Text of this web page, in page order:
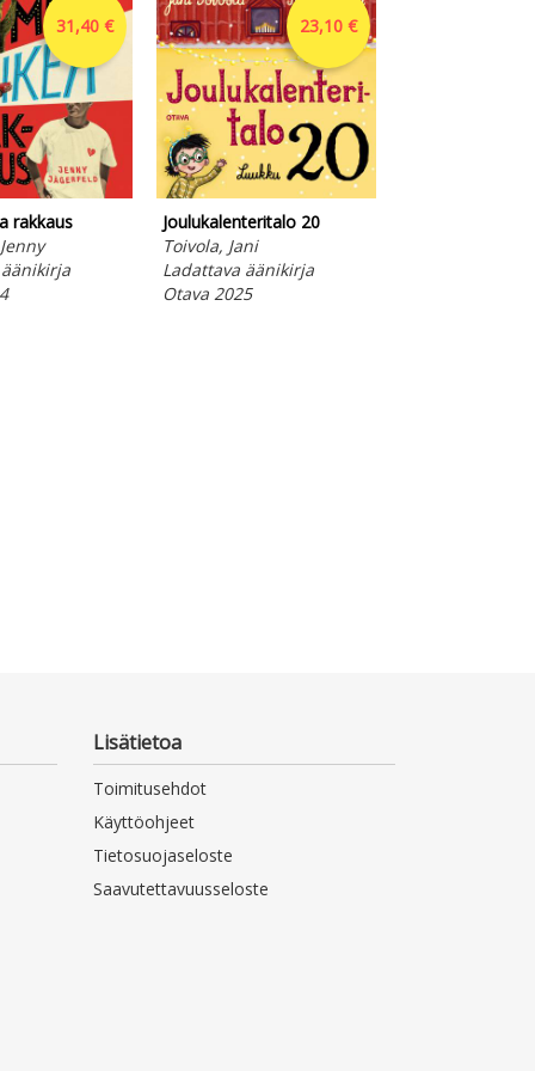
31,40 €
rakkaus
23,10 €
Joulukalenteritalo 20
Toivola, Jani
Ladattava äänikirja
Otava 2025
Lisätietoa
Toimitusehdot
Käyttöohjeet
Tietosuojaseloste
Saavutettavuusseloste